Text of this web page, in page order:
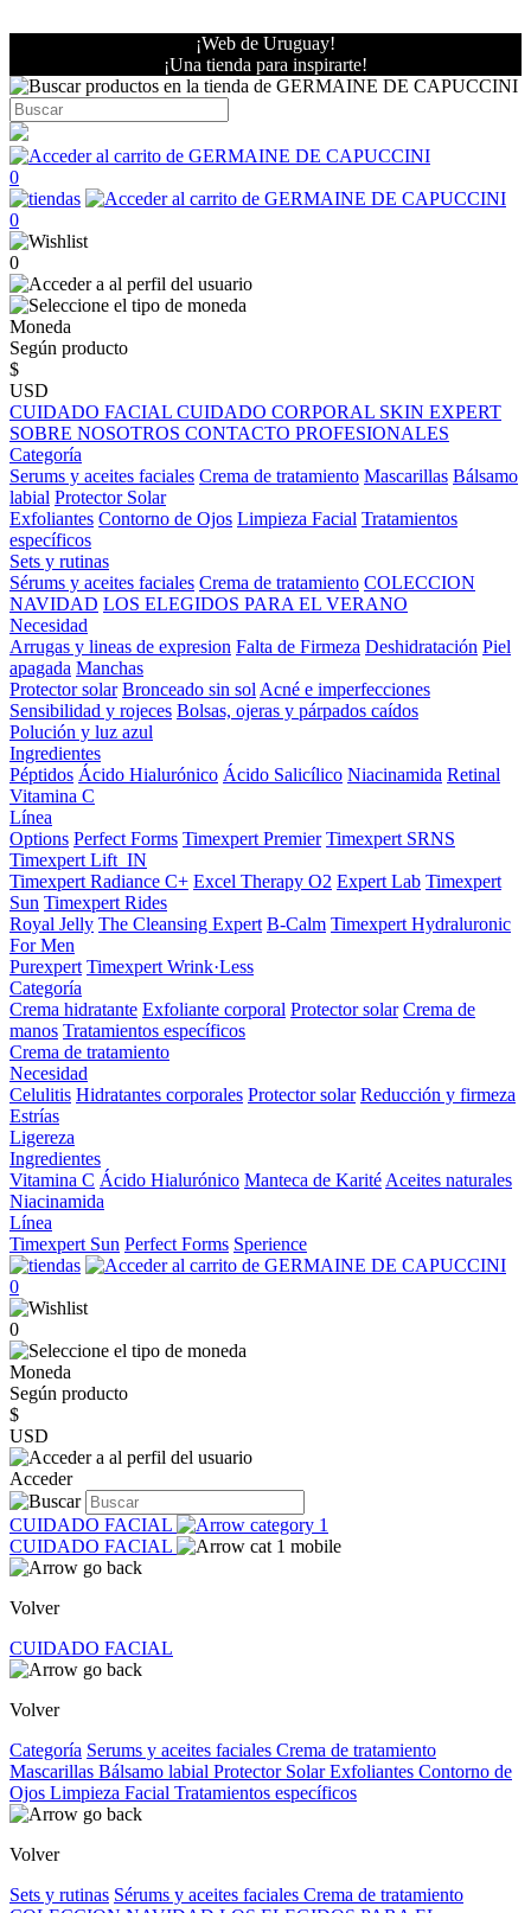
¡Web de Uruguay!
¡Una tienda para inspirarte!
0
0
0
Moneda
Según producto
$
USD
CUIDADO FACIAL CUIDADO CORPORAL SKIN EXPERT
SOBRE NOSOTROS CONTACTO PROFESIONALES
Categoría
Serums y aceites faciales Crema de tratamiento Mascarillas Bálsamo
labial Protector Solar
Exfoliantes Contorno de Ojos Limpieza Facial Tratamientos
específicos
Sets y rutinas
Sérums y aceites faciales Crema de tratamiento COLECCION
NAVIDAD LOS ELEGIDOS PARA EL VERANO
Necesidad
Arrugas y lineas de expresion Falta de Firmeza Deshidratación Piel
apagada Manchas
Protector solar Bronceado sin sol Acné e imperfecciones
Sensibilidad y rojeces Bolsas, ojeras y párpados caídos
Polución y luz azul
Ingredientes
Péptidos Ácido Hialurónico Ácido Salicílico Niacinamida Retinal
Vitamina C
Línea
Options Perfect Forms Timexpert Premier Timexpert SRNS
Timexpert Lift_IN
Timexpert Radiance C+ Excel Therapy O2 Expert Lab Timexpert
Sun Timexpert Rides
Royal Jelly The Cleansing Expert B-Calm Timexpert Hydraluronic
For Men
Purexpert Timexpert Wrink·Less
Categoría
Crema hidratante Exfoliante corporal Protector solar Crema de
manos Tratamientos específicos
Crema de tratamiento
Necesidad
Celulitis Hidratantes corporales Protector solar Reducción y firmeza
Estrías
Ligereza
Ingredientes
Vitamina C Ácido Hialurónico Manteca de Karité Aceites naturales
Niacinamida
Línea
Timexpert Sun Perfect Forms Sperience
0
0
Moneda
Según producto
$
USD
Acceder
CUIDADO FACIAL
CUIDADO FACIAL
Volver
CUIDADO FACIAL
Volver
Categoría Serums y aceites faciales Crema de tratamiento
Mascarillas Bálsamo labial Protector SolarExfoliantes Contorno de
Ojos Limpieza Facial Tratamientos específicos
Volver
Sets y rutinas Sérums y aceites faciales Crema de tratamiento